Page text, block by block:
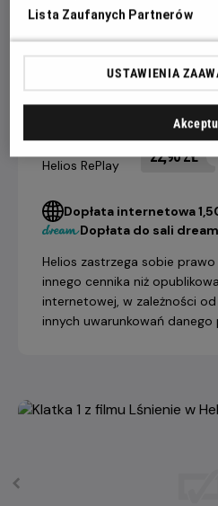
CENNIK
do seansu
Helios RePlay
22,90 ZŁ
Dopłata internetowa
Dopłata do sali
Helios zastrzega sobie
innego cennika niż
internetowej, w zależności
innych uwarunkowań danego
Lista Zaufanych Partnerów
USTAWIENIA